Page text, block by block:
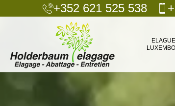
+352 621 525 538